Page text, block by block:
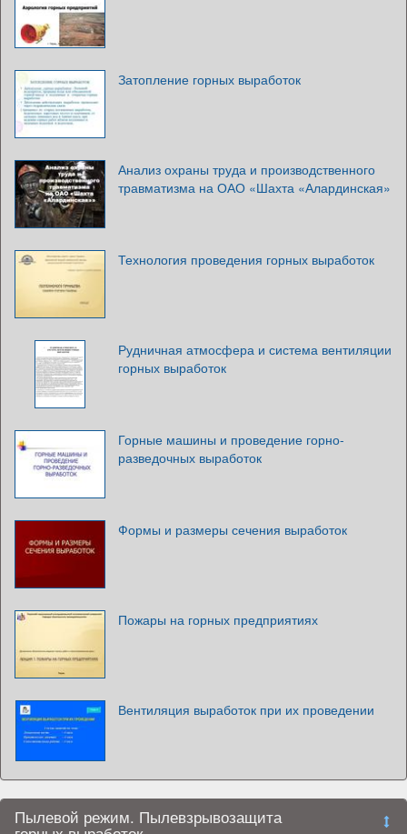
Затопление горных выработок
Анализ охраны труда и производственного
травматизма на ОАО «Шахта «Алардинская»
Технология проведения горных выработок
Рудничная атмосфера и система вентиляции
горных выработок
Горные машины и проведение горно-
разведочных выработок
Формы и размеры сечения выработок
Пожары на горных предприятиях
Вентиляция выработок при их проведении
Пылевой режим. Пылевзрывозащита